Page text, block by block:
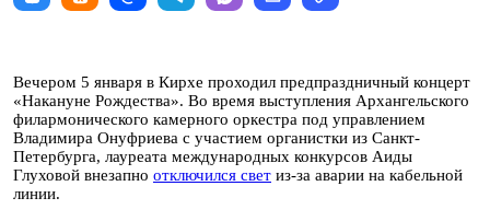
Вечером 5 января в Кирхе проходил предпраздничный концерт
«Накануне Рождества». Во время выступления Архангельского
филармонического камерного оркестра под управлением
Владимира Онуфриева с участием органистки из Санкт-
Петербурга, лауреата международных конкурсов Аиды
Глуховой внезапно отключился свет из-за аварии на кабельной
линии.